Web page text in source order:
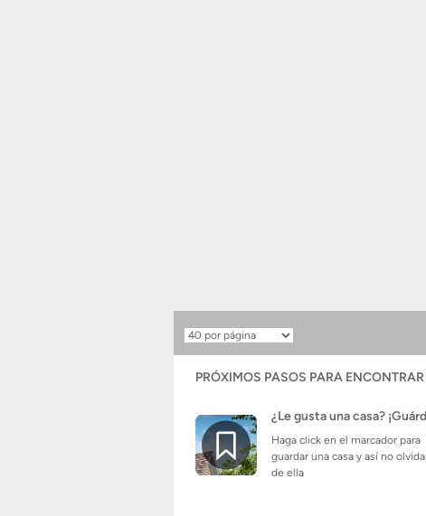
Resultados
por
página
PRÓXIMOS PASOS PARA
¿Le gusta una casa?
Haga click en el marcador para
guardar una casa y así no
de ella